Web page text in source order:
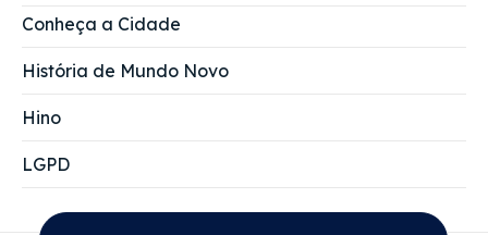
Conheça a Cidade
História de Mundo Novo
Hino
LGPD